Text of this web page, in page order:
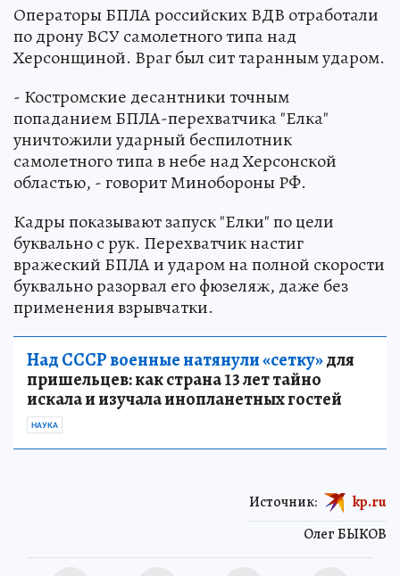
Операторы БПЛА российских ВДВ отработали
по дрону ВСУ самолетного типа над
Херсонщиной. Враг был сит таранным ударом.
- Костромские десантники точным
попаданием БПЛА-перехватчика "Елка"
уничтожили ударный беспилотник
самолетного типа в небе над Херсонской
областью, - говорит Минобороны РФ.
Кадры показывают запуск "Елки" по цели
буквально с рук. Перехватчик настиг
вражеский БПЛА и ударом на полной скорости
буквально разорвал его фюзеляж, даже без
применения взрывчатки.
Над СССР военные натянули «сетку»для
пришельцев: как страна 13 лет тайно
искала и изучала инопланетных гостей
НАУКА
Олег БЫКОВ
Источник: kp.ru